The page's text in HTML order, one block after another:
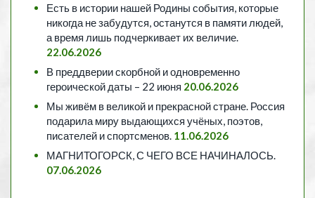
Есть в истории нашей Родины события, которые
никогда не забудутся, останутся в памяти людей,
а время лишь подчеркивает их величие.
22.06.2026
В преддверии скорбной и одновременно
героической даты – 22 июня 20.06.2026
Мы живём в великой и прекрасной стране. Россия
подарила миру выдающихся учёных, поэтов,
писателей и спортсменов. 11.06.2026
МАГНИТОГОРСК, С ЧЕГО ВСЕ НАЧИНАЛОСЬ.
07.06.2026